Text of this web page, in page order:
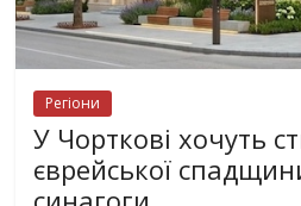
Регіони
У Чорткові хочуть
єврейської